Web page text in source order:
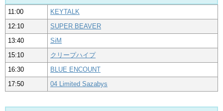
11:00
KEYTALK
12:10
SUPER BEAVER
13:40
SiM
15:10
クリープハイプ
16:30
BLUE ENCOUNT
17:50
04 Limited Sazabys